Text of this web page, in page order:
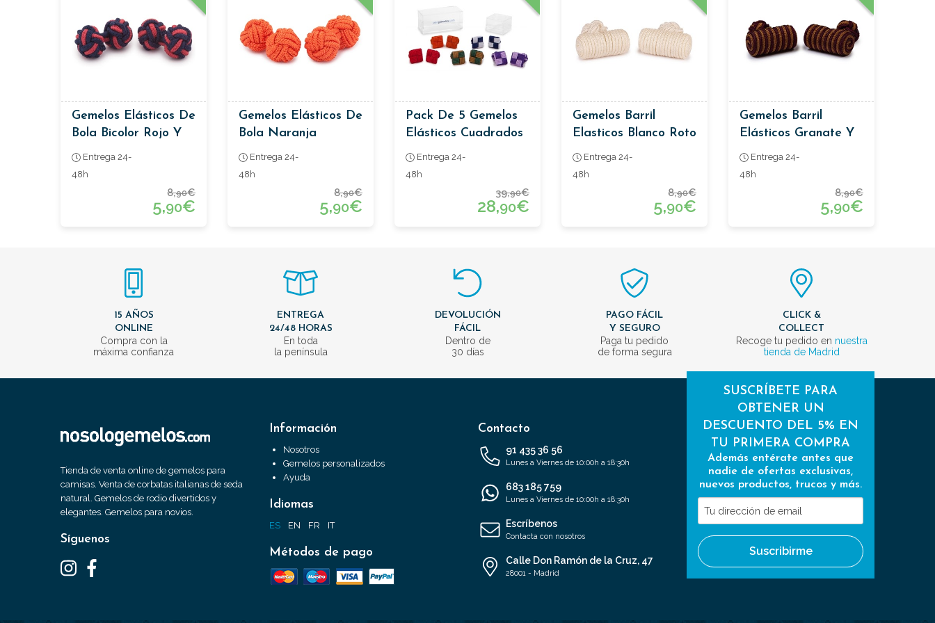
Gemelos Elásticos De
Bola Bicolor Rojo Y
Azul
Entrega 24-
48h
8,90€
5,90€
Gemelos Elásticos De
Bola Naranja
Entrega 24-
48h
8,90€
5,90€
Pack De 5 Gemelos
Elásticos Cuadrados
Entrega 24-
48h
39,90€
28,90€
Gemelos Barril
Elasticos Blanco Roto
Entrega 24-
48h
8,90€
5,90€
Gemelos Barril
Elásticos Granate Y
Marrón
Entrega 24-
48h
8,90€
5,90€
15 AÑOS
ONLINE
Compra con la
máxima confianza
ENTREGA
24/48 HORAS
En toda
la península
DEVOLUCIÓN
FÁCIL
Dentro de
30 días
PAGO FÁCIL
Y SEGURO
Paga tu pedido
de forma segura
CLICK &
COLLECT
Recoge tu pedido en nuestra
tienda de Madrid
Tienda de venta online de gemelos para
camisas. Venta de corbatas italianas de seda
natural. Gemelos de rodio divertidos y
elegantes. Gemelos para novios.
Síguenos
Información
Nosotros
Gemelos personalizados
Ayuda
Idiomas
ES EN FR IT
Métodos de pago
Contacto
91 435 36 56
Lunes a Viernes de 10:00h a 18:30h
683 185 759
Lunes a Viernes de 10:00h a 18:30h
Escríbenos
Contacta con nosotros
Calle Don Ramón de la Cruz, 47
28001 - Madrid
SUSCRÍBETE PARA
OBTENER UN
DESCUENTO DEL 5% EN
TU PRIMERA COMPRA
Además entérate antes que
nadie de ofertas exclusivas,
nuevos productos, trucos y más.
Tu
dirección
de
email
Suscribirme